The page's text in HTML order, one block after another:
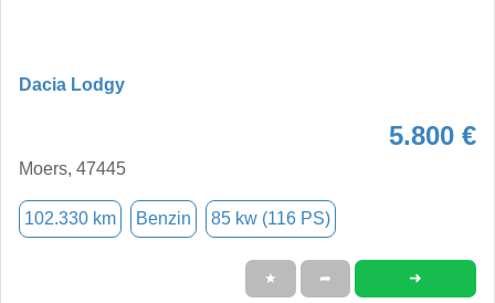
Dacia Lodgy
5.800 €
Moers, 47445
102.330 km Benzin 85 kw (116 PS)
★ ➦ ➜